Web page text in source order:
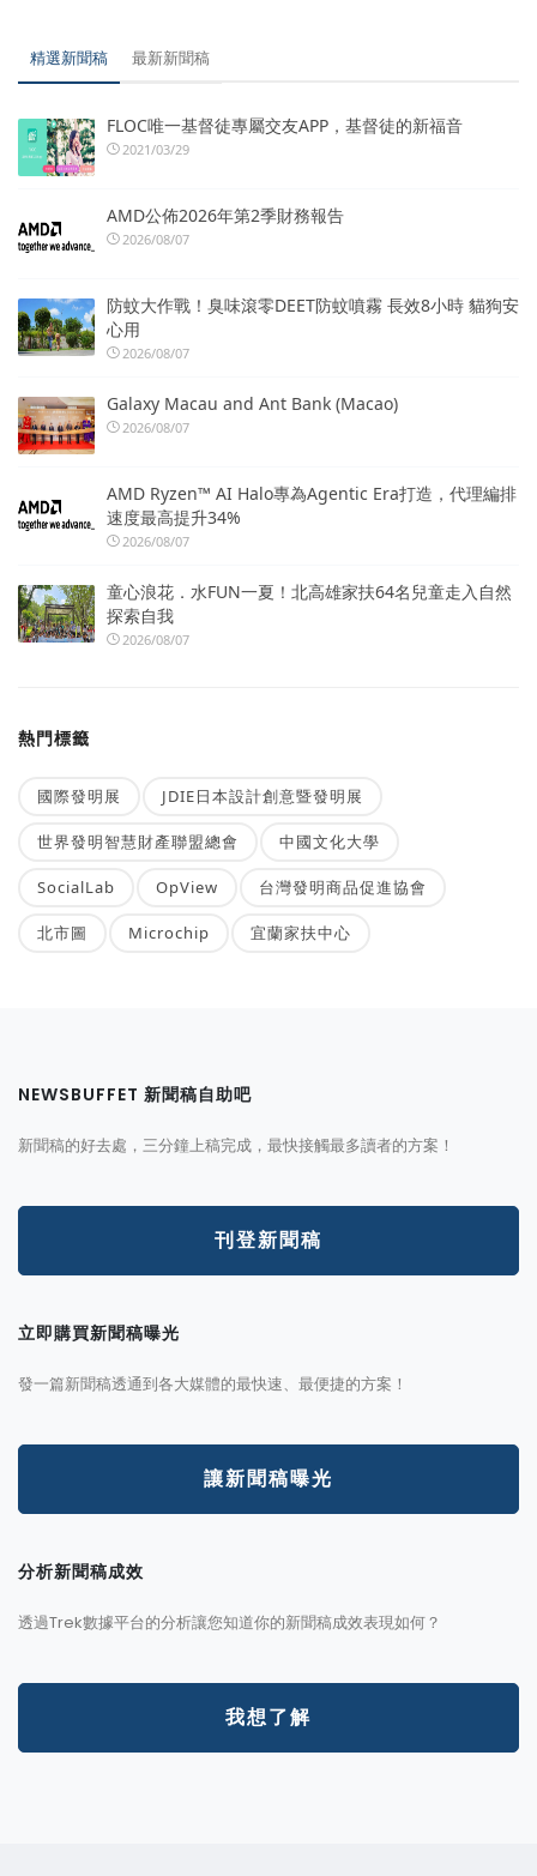
精選新聞稿 最新新聞稿
FLOC唯一基督徒專屬交友APP，基督徒的新福音
2021/03/29
AMD公佈2026年第2季財務報告
2026/08/07
防蚊大作戰！臭味滾零DEET防蚊噴霧 長效8小時 貓狗安
心用
2026/08/07
Galaxy Macau and Ant Bank (Macao)
2026/08/07
AMD Ryzen™ AI Halo專為Agentic Era打造，代理編排
速度最高提升34%
2026/08/07
童心浪花．水FUN一夏！北高雄家扶64名兒童走入自然
探索自我
2026/08/07
熱門標籤
國際發明展 JDIE日本設計創意暨發明展
世界發明智慧財產聯盟總會 中國文化大學
SocialLab OpView 台灣發明商品促進協會
北市圖 Microchip 宜蘭家扶中心
NEWSBUFFET 新聞稿自助吧
新聞稿的好去處，三分鐘上稿完成，最快接觸最多讀者的方案！
刊登新聞稿
立即購買新聞稿曝光
發一篇新聞稿透通到各大媒體的最快速、最便捷的方案！
讓新聞稿曝光
分析新聞稿成效
透過Trek數據平台的分析讓您知道你的新聞稿成效表現如何？
我想了解